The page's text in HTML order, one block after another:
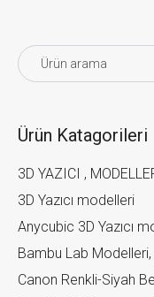
Ürün Katagorileri
3D YAZICI ,
3D Yazıcı modelleri
Anycubic 3D Yazıcı
Bambu Lab Modelleri,
Canon Renkli-Siyah